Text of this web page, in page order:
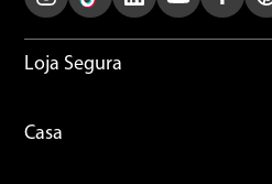
Loja Segura
Casa